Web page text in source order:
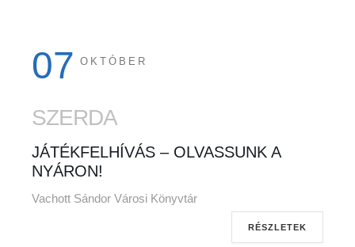
07 OKTÓBER
SZERDA
JÁTÉKFELHÍVÁS – OLVASSUNK A
NYÁRON!
Vachott Sándor Városi Könyvtár
RÉSZLETEK